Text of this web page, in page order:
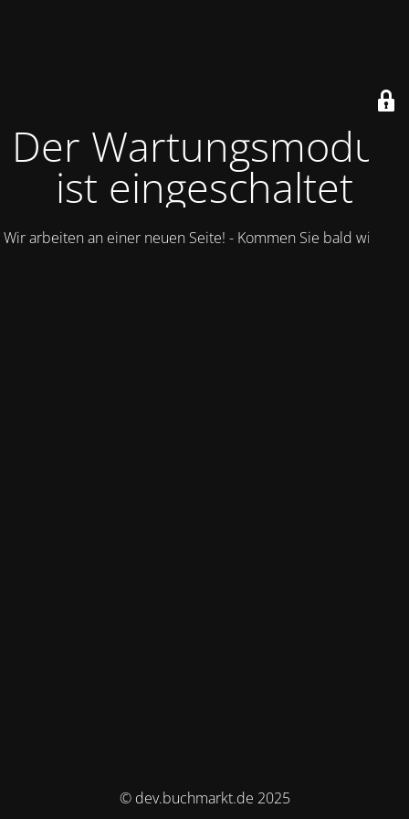
Der Wartungsmodus
ist eingeschaltet
Wir arbeiten an einer neuen Seite! - Kommen Sie bald wieder.
© dev.buchmarkt.de 2025